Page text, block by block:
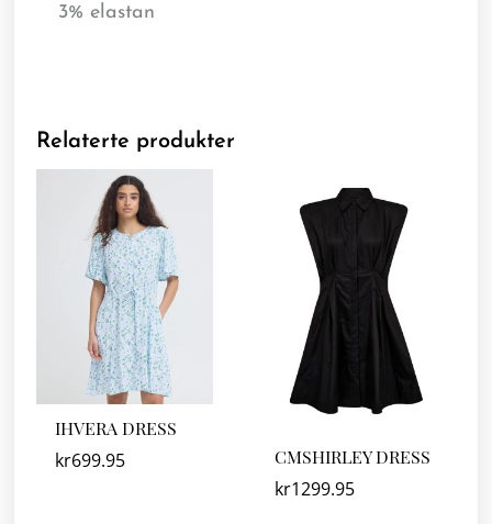
3% elastan
Relaterte produkter
IHVERA DRESS
kr699.95 CMSHIRLEY DRESS
kr1299.95